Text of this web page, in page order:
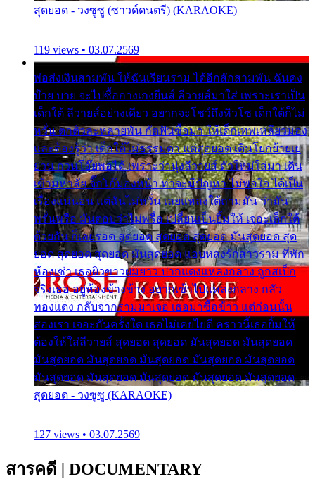
สุดยอด - วงซูซู (ซาวด์ดนตรี) (KARAOKE)
119 views • 03.07.2569
พ่อส่งเงินสามพัน ให้ฉันเรียนราม ได้อีกสักสามพัน ฉันคง
บ๊าย บาย จะไปซื้อกางเกงยีนส์ ลีวายส์มาใส่ เพราะเราเป็น
เด็กใต้ ลีวายส์อย่างเดียว อยากจะโชว์ถึงหิวโซ เด็กใต้ก็ไม่
หวั่น ตกตัวละหลายพัน กัดฟันซื้อมา ให้เด็กเทพเหลียวมอง
และต้องรู้ว่า เด็กใต้ไม่ธรรมดา แต่สุดยอด เดินโยกย้ายเย
ยวน กวนโอ๊ยพอได้ เพราะว่านุ่งลีวายส์ ตัวใหม่ใส่มา เดิน
เข้ามหาลัย จิ๊กโก๊มองหน้า ท่าจะมีปัญหา ไม่พอใจ ได้เป็น
เรื่องแน่นอน แต่ฉันไม่หวั่น เลยแหลงใต้ถามมัน ว่ามัน
พรั่นพรือ มันตอบว่าไม่พรื่อ เปลี่ยนเป็นยิ้มให้ เจอะเด็กใต้
ด้วยกัน ก็เลยรอด สุดยอด สุดยอด สุดยอด มันสุดยอด สุด
ยอด สุดยอด สุดยอด มันสุดยอด แอบหลงรักสาวราม ที่พัก
ห้องเช่า เธอผิวขาวผมยาว ปากแดงแหลงกลาง ถูกสเป็ก
จริงเธอ อยู่ห้องข้างข้าง อยากเข้าไปแหลงกลาง กลัว
ทองแดง กลับจากรามมาเจอ เธอมาซื้อข้าว แต่ก่อนนั้น
สองเรา เจอะกันครั้งใด เธอไม่เคยไยดี คราวนี้เธอยิ้มให้
ต้องให้ใส่ลีวายส์ สุดยอด สุดยอด มันสุดยอด มันสุดยอด
มันสุดยอด มันสุดยอด มันสุดยอด มันสุดยอด มันสุดยอด
มันสุดยอด มันสุดยอด มันสุดยอด มันสุดยอด มันสุดยอด
สุดยอด - วงซูซู (KARAOKE)
127 views • 03.07.2569
สารคดี | DOCUMENTARY